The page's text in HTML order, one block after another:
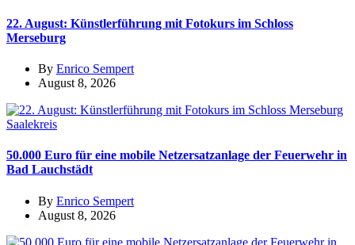
22. August: Künstlerführung mit Fotokurs im Schloss
Merseburg
By Enrico Sempert
August 8, 2026
Saalekreis
50.000 Euro für eine mobile Netzersatzanlage der Feuerwehr in
Bad Lauchstädt
By Enrico Sempert
August 8, 2026